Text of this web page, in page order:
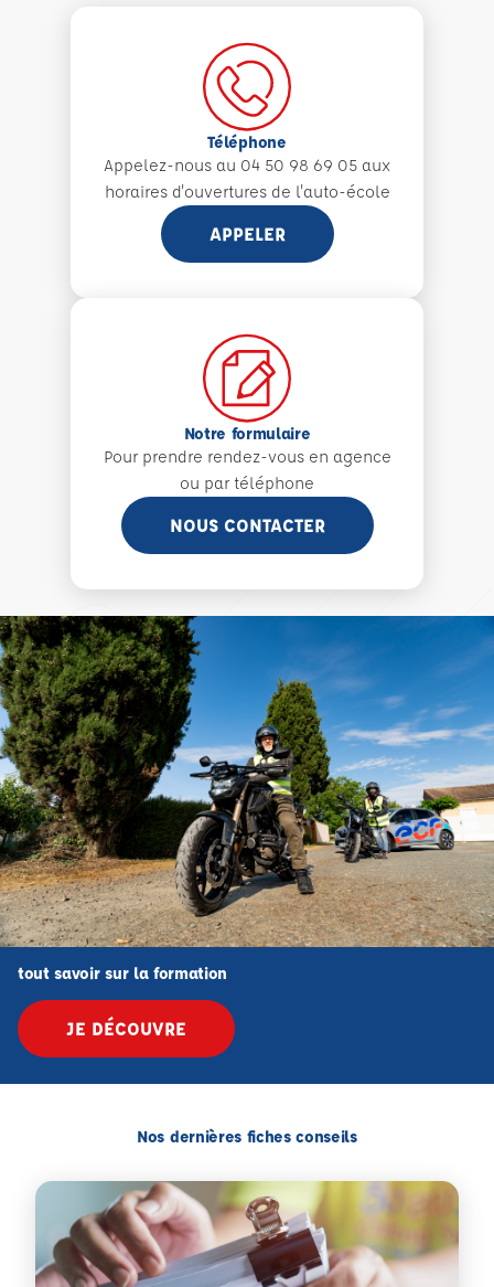
Téléphone
Appelez-nous au 04 50 98 69 05 aux
horaires d'ouvertures de l'auto-école
APPELER
Notre formulaire
Pour prendre rendez-vous en agence
ou par téléphone
NOUS CONTACTER
tout savoir sur la formation
JE DÉCOUVRE
Nos dernières fiches conseils